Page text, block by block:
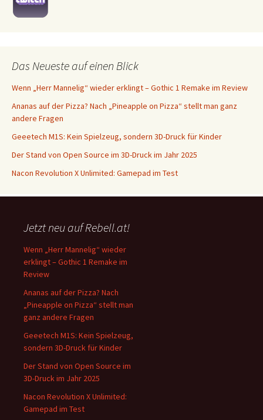
Das Neueste auf einen Blick
Wenn „Herr Mannelig“ wieder erklingt – Gothic 1 Remake im Review
Ananas auf der Pizza? Nach „Pineapple on Pizza“ stellt man ganz
andere Fragen
Geeetech M1S: Kein Spielzeug, sondern 3D-Druck für Kinder
Der Stand von Open Source im 3D-Druck im Jahr 2025
Nacon Revolution X Unlimited: Gamepad im Test
Jetzt neu auf Rebell.at!
Wenn „Herr Mannelig“ wieder
erklingt – Gothic 1 Remake im
Review
Ananas auf der Pizza? Nach
„Pineapple on Pizza“ stellt man
ganz andere Fragen
Geeetech M1S: Kein Spielzeug,
sondern 3D-Druck für Kinder
Der Stand von Open Source im
3D-Druck im Jahr 2025
Nacon Revolution X Unlimited:
Gamepad im Test